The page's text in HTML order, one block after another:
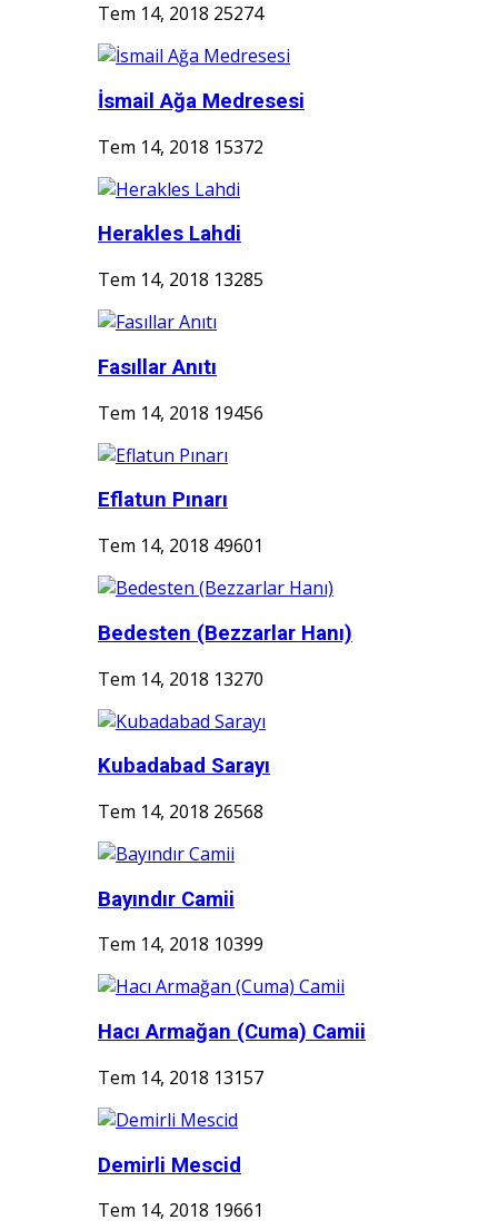
Tem 14, 2018 25274
İsmail Ağa Medresesi
Tem 14, 2018 15372
Herakles Lahdi
Tem 14, 2018 13285
Fasıllar Anıtı
Tem 14, 2018 19456
Eflatun Pınarı
Tem 14, 2018 49601
Bedesten (Bezzarlar Hanı)
Tem 14, 2018 13270
Kubadabad Sarayı
Tem 14, 2018 26568
Bayındır Camii
Tem 14, 2018 10399
Hacı Armağan (Cuma) Camii
Tem 14, 2018 13157
Demirli Mescid
Tem 14, 2018 19661